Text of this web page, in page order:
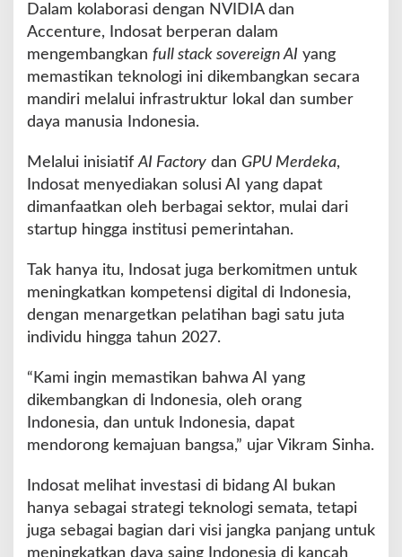
Dalam kolaborasi dengan NVIDIA dan
Accenture, Indosat berperan dalam
mengembangkan full stack sovereign AI yang
memastikan teknologi ini dikembangkan secara
mandiri melalui infrastruktur lokal dan sumber
daya manusia Indonesia.
Melalui inisiatifAI Factory dan GPU Merdeka,
Indosat menyediakan solusi AI yang dapat
dimanfaatkan oleh berbagai sektor, mulai dari
startup hingga institusi pemerintahan.
Tak hanya itu, Indosat juga berkomitmen untuk
meningkatkan kompetensi digital di Indonesia,
dengan menargetkan pelatihan bagi satu juta
individu hingga tahun 2027.
“Kami ingin memastikan bahwa AI yang
dikembangkan di Indonesia, oleh orang
Indonesia, dan untuk Indonesia, dapat
mendorong kemajuan bangsa,” ujar Vikram Sinha.
Indosat melihat investasi di bidang AI bukan
hanya sebagai strategi teknologi semata, tetapi
juga sebagai bagian dari visi jangka panjang untuk
meningkatkan daya saing Indonesia di kancah